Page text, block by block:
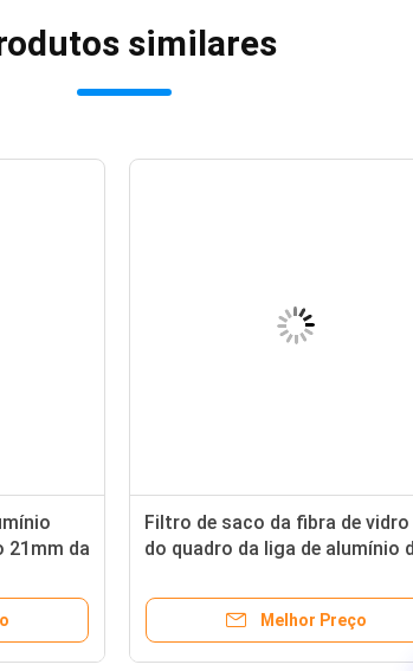
similares
21mm da
Filtro de saco da fibra de vidro
do quadro da liga de alumínio
Melhor Preço